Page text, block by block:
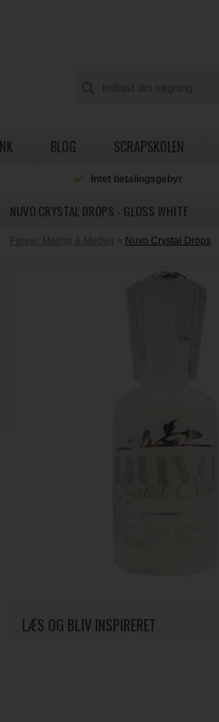
BLOG SCRAPSKOLEN
Intet betalingsgebyr
NUVO CRYSTAL DROPS - GLOSS WHITE
Farver, Maling & Medier » Nuvo Crystal Drops
LÆS OG BLIV INSPIRERET